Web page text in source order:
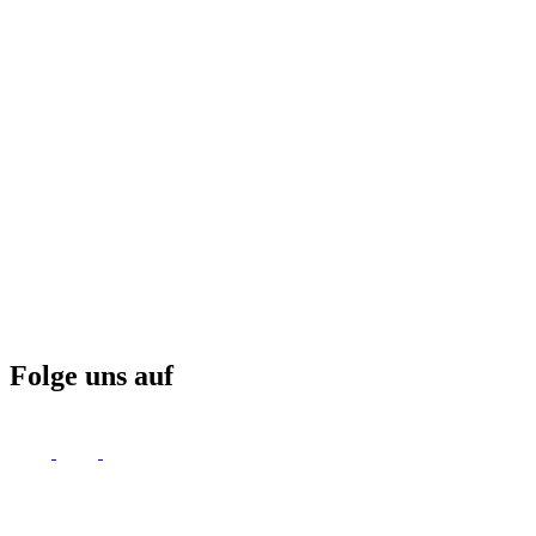
Folge uns auf